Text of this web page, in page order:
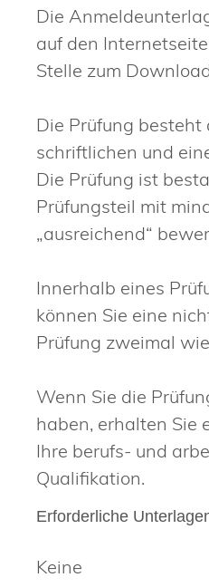
Die
auf den
Stelle zum
Die Prüfung besteht
schriftlichen und
Die Prüfung ist
Prüfungsteil mit
„ausreichend“
Innerhalb eines
können Sie eine
Prüfung zweimal
Wenn Sie die
haben, erhalten Sie
Ihre berufs- und
Qualifikation.
Erforderliche
Keine